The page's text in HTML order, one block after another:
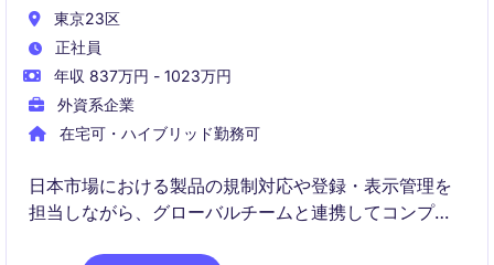
東京23区
正社員
年収 837万円 - 1023万円
外資系企業
在宅可・ハイブリッド勤務可
日本市場における製品の規制対応や登録・表示管理を
担当しながら、グローバルチームと連携してコンプラ